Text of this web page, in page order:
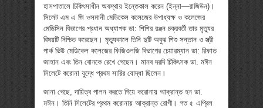
হাসপাতালে চিকিৎসাধীন অবস্থায় ইন্তেকাল করেন (ইন্না—রাজিউন)।
সিলেট এম এ জি ওসমানী মেডিকেল কলেজের উপাধ্যক্ষ ও কলেজের
মেডিসিন বিভাগের প্রধান অধ্যাপক ডা: শিশির রঞ্জন চক্রবর্তী তার মৃত্যুর
বিষয়টি নিশ্চিত করেছেন। মৃত্যুকালে তিনি দুটি অবুঝ শিশু সন্তান ও স্ত্রী
পার্ক ভিউ মেডিকেল কলেজের ফিজিওলজি বিভাগের চেয়ারম্যান ডা: রিফাত
জাহান এবং তিন বোনকে রেখে গেছেন। মানব দরদি চিকিৎসক ডা. মঈন
সিলেটে করোনা যুদ্ধে প্রথম সারির যোদ্ধা ছিলেন।
জানা গেছে, দায়িত্ব পালন করতে গিয়ে করোনায় আক্রান্ত হন ডা.
মঈন। তিনি সিলেটের প্রথম করোনায় আক্রান্ত রোগী। গত ৫ এপ্রিল